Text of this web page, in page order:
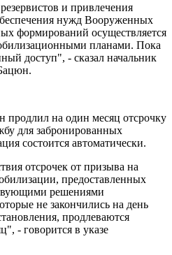
и привлечения
нужд Вооруженных
формирований осуществляется
планами. Пока
доступ", - сказал начальник
продлил на один месяц отсрочку
для забронированных
состоится автоматически.
отсрочек от призыва на
предоставленных
решениями
не закончились на день
продлеваются
- говорится в указе